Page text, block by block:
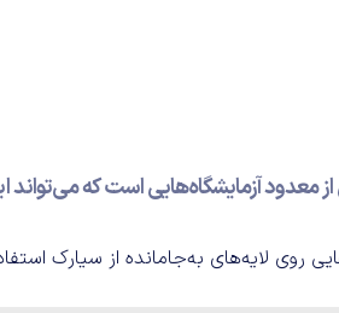
از معدود آزمایشگاه‌هایی است که می‌تواند
روی لایه‌های به‌جامانده از سیارک‌